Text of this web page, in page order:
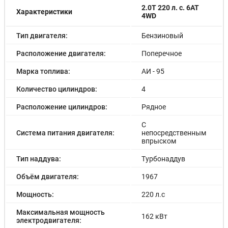
Ассистент движения в пробке
Подушки безопасности боковые
Подушка безопасности водителя
Блокировка замков задних дверей
Антипробуксовочная система (ASR)
Система предотвращения столкновения
Подушки безопасности оконные (шторки)
Система помощи при торможении (BAS; EBD)
Система предупреждения о выезде из полосы
Крепление детского кресла (задний ряд) ISOFIX
Докатка
Характеристики
2.0T 220 л. с. 6AT
4WD
Тип двигателя: Бензиновый
Расположение двигателя: Поперечное
Марка топлива: АИ - 95
Количество цилиндров: 4
Расположение цилиндров: Рядное
Система питания двигателя:
С
непосредственным
впрыском
Тип наддува: Турбонаддув
Объём двигателя: 1967
Мощность: 220 л.с
Максимальная мощность
электродвигателя:
162 кВт